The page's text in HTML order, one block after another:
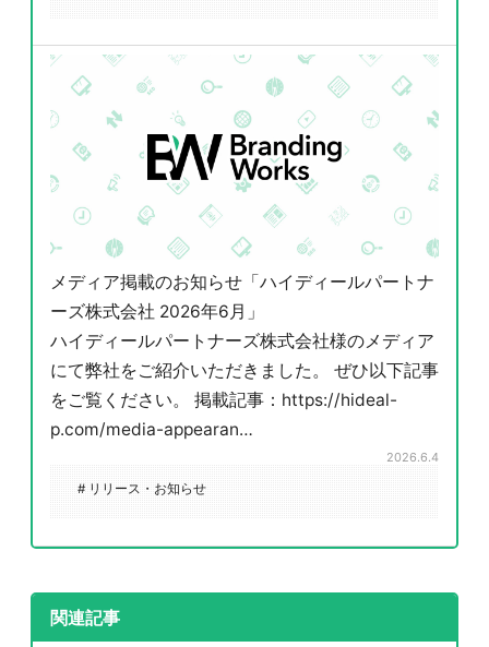
メディア掲載のお知らせ「ハイディールパートナ
ーズ株式会社 2026年6月」
ハイディールパートナーズ株式会社様のメディア
にて弊社をご紹介いただきました。 ぜひ以下記事
をご覧ください。 掲載記事：https://hideal-
p.com/media-appearan…
2026.6.4
# リリース・お知らせ
関連記事